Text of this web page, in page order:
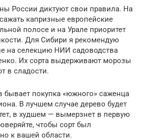
России диктуют свои правила. На
капризные европейские
полосе и на Урале приоритет
Для Сибири я рекомендую
на селекцию НИИ садоводства
Их сорта выдерживают морозы
в сладости.
покупка «южного» саженца
В лучшем случае дерево будет
в худшем — вымерзнет в первую
чтобы сорт был
к вашей области.